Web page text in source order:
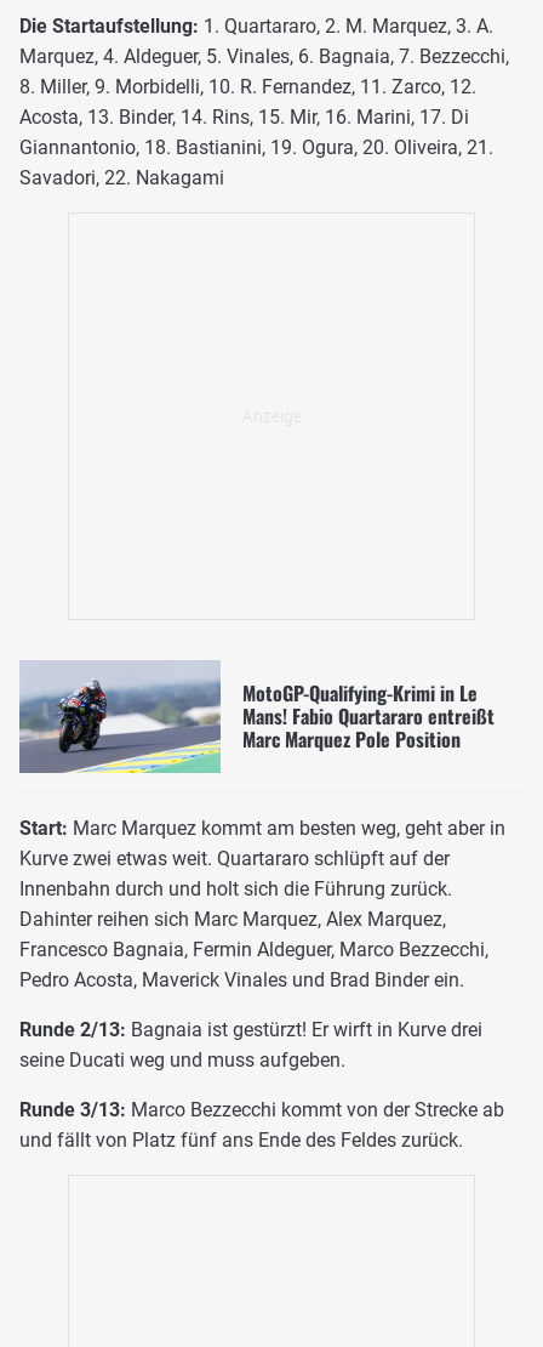
Die Startaufstellung: 1. Quartararo, 2. M. Marquez, 3. A.
Marquez, 4. Aldeguer, 5. Vinales, 6. Bagnaia, 7. Bezzecchi,
8. Miller, 9. Morbidelli, 10. R. Fernandez, 11. Zarco, 12.
Acosta, 13. Binder, 14. Rins, 15. Mir, 16. Marini, 17. Di
Giannantonio, 18. Bastianini, 19. Ogura, 20. Oliveira, 21.
Savadori, 22. Nakagami
MotoGP-Qualifying-Krimi in Le
Mans! Fabio Quartararo entreißt
Marc Marquez Pole Position
Start: Marc Marquez kommt am besten weg, geht aber in
Kurve zwei etwas weit. Quartararo schlüpft auf der
Innenbahn durch und holt sich die Führung zurück.
Dahinter reihen sich Marc Marquez, Alex Marquez,
Francesco Bagnaia, Fermin Aldeguer, Marco Bezzecchi,
Pedro Acosta, Maverick Vinales und Brad Binder ein.
Runde 2/13: Bagnaia ist gestürzt! Er wirft in Kurve drei
seine Ducati weg und muss aufgeben.
Runde 3/13: Marco Bezzecchi kommt von der Strecke ab
und fällt von Platz fünf ans Ende des Feldes zurück.